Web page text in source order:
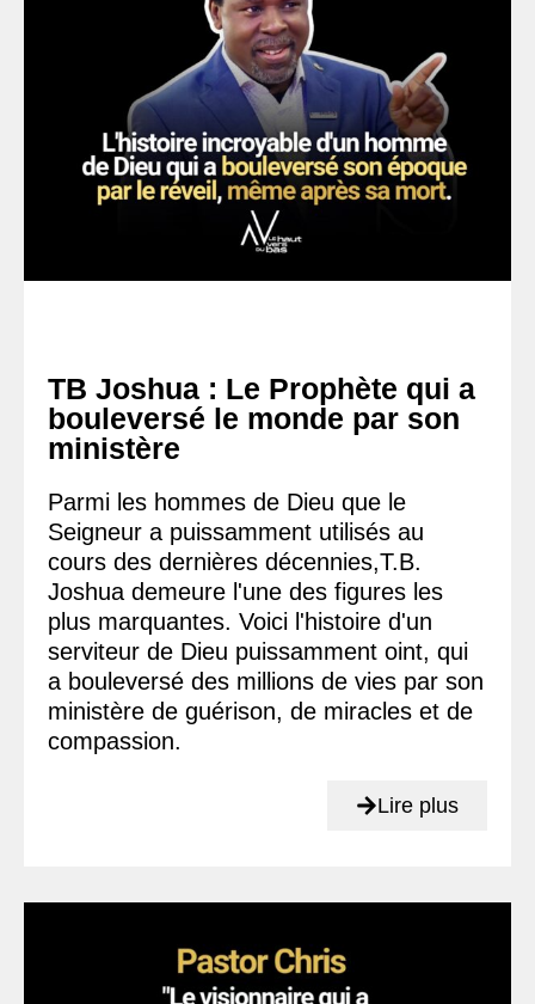
TB Joshua : Le Prophète qui a
bouleversé le monde par son
ministère
Parmi les hommes de Dieu que le
Seigneur a puissamment utilisés au
cours des dernières décennies,T.B.
Joshua demeure l'une des figures les
plus marquantes. Voici l'histoire d'un
serviteur de Dieu puissamment oint, qui
a bouleversé des millions de vies par son
ministère de guérison, de miracles et de
compassion.
Lire plus